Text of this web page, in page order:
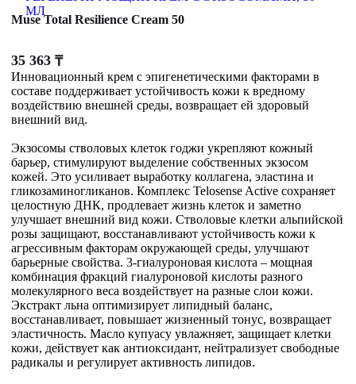
Muse Total Resilience Cream 50
35 363 ₸
Инновационный крем с эпигенетическими факторами в
составе поддерживает устойчивость кожи к вредному
воздействию внешней среды, возвращает ей здоровый
внешний вид.
Экзосомы стволовых клеток годжи укрепляют кожный
барьер, стимулируют выделение собственных экзосом
кожей. Это усиливает выработку коллагена, эластина и
гликозаминогликанов. Комплекс Telosense Active сохраняет
целостную ДНК, продлевает жизнь клеток и заметно
улучшает внешний вид кожи. Стволовые клетки альпийской
розы защищают, восстанавливают устойчивость кожи к
агрессивным факторам окружающей среды, улучшают
барьерные свойства. 3-гиалуроновая кислота – мощная
комбинация фракций гиалуроновой кислоты разного
молекулярного веса воздействует на разные слои кожи.
Экстракт льна оптимизирует липидный баланс,
восстанавливает, повышает жизненный тонус, возвращает
эластичность. Масло купуасу увлажняет, защищает клетки
кожи, действует как антиоксидант, нейтрализует свободные
радикалы и регулирует активность липидов.